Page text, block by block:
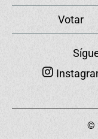
Votar
©